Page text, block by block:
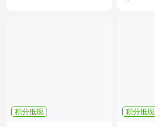
积分抵现 积分抵现